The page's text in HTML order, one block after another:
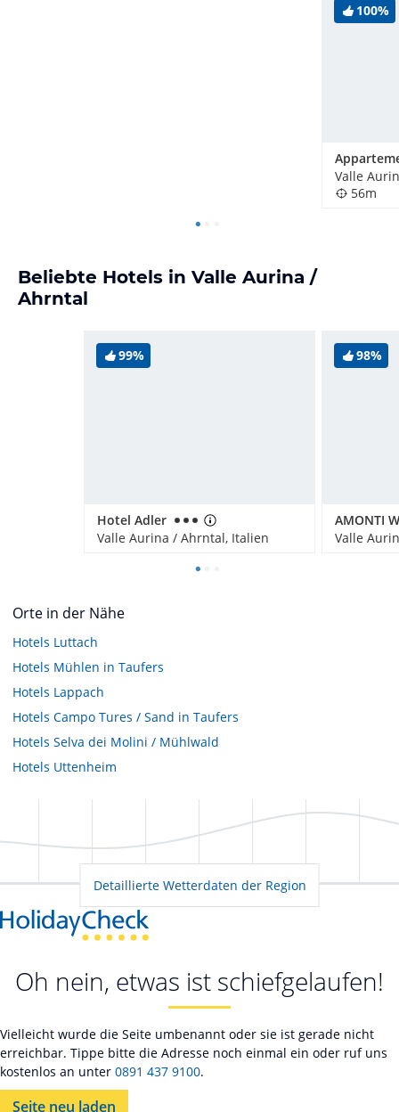
100%
Valle
56m
Beliebte Hotels in Valle Aurina /
Ahrntal
99%
Hotel Adler
Valle Aurina / Ahrntal, Italien
98%
Valle
Orte in der Nähe
Hotels Luttach
Hotels Mühlen in Taufers
Hotels Lappach
Hotels Campo Tures / Sand in Taufers
Hotels Selva dei Molini / Mühlwald
Hotels Uttenheim
Detaillierte Wetterdaten der Region
Oh nein, etwas ist schiefgelaufen!
Vielleicht wurde die Seite umbenannt oder sie ist gerade nicht
erreichbar. Tippe bitte die Adresse noch einmal ein oder ruf uns
kostenlos an unter 0891 437 9100.
Seite neu laden